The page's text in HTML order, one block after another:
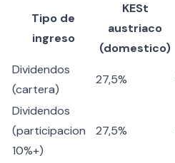
Tipo de
ingreso
KESt
austriaco
(domestico)
Dividendos
(cartera)
27,5%
Dividendos
(participacion
10%+)
27,5%